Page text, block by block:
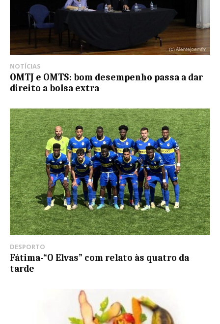
NOTÍCIAS
OMTJ e OMTS: bom desempenho passa a dar
direito a bolsa extra
DESPORTO
Fátima-“O Elvas” com relato às quatro da
tarde